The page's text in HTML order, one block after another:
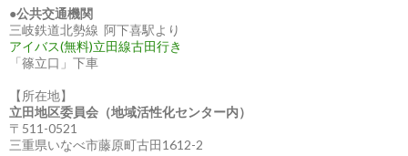
●公共交通機関
三岐鉄道北勢線 阿下喜駅より
アイバス(無料)立田線古田行き
「篠立口」下車
【所在地】
立田地区委員会（地域活性化センター内）
〒511-0521
三重県いなべ市藤原町古田1612-2